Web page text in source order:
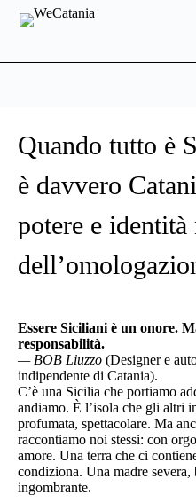
Quando tutto è
è davvero
potere e identità
Essere Siciliani è un onore.
responsabilità.
— BOB Liuzzo (Designer e
indipendente di Catania).
C’è una Sicilia che portiamo
andiamo. È l’isola che gli altri
profumata, spettacolare. Ma
raccontiamo noi stessi: con
amore. Una terra che ci
condiziona. Una madre severa,
ingombrante.